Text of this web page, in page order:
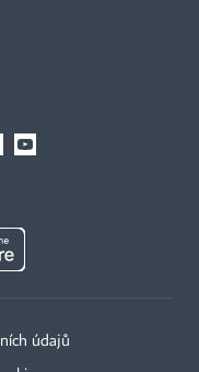
údajů